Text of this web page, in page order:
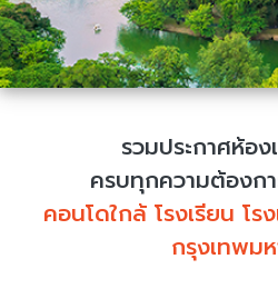
รวมประกาศห้อ
ครบทุกความต้องก
คอนโดใกล้ โรงเรียน โ
กรุงเทพม